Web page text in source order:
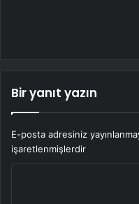
Bir yanıt yazın
E-posta adresiniz
işaretlenmişlerdir